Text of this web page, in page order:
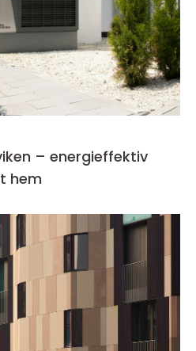
– energieffektiv
hem